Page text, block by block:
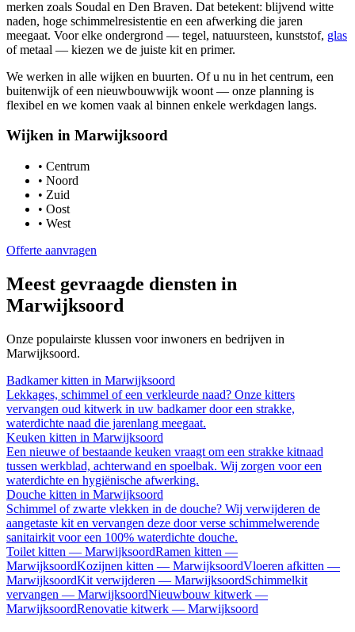
merken zoals Soudal en Den Braven. Dat betekent: blijvend witte
naden, hoge schimmelresistentie en een afwerking die jaren
meegaat. Voor elke ondergrond — tegel, natuursteen, kunststof, glas
of metaal — kiezen we de juiste kit en primer.
We werken in alle wijken en buurten. Of u nu in het centrum, een
buitenwijk of een nieuwbouwwijk woont — onze planning is
flexibel en we komen vaak al binnen enkele werkdagen langs.
Wijken in Marwijksoord
• Centrum
• Noord
• Zuid
• Oost
• West
Offerte aanvragen
Meest gevraagde diensten in
Marwijksoord
Onze populairste klussen voor inwoners en bedrijven in
Marwijksoord.
Badkamer kitten in Marwijksoord
Lekkages, schimmel of een verkleurde naad? Onze kitters
vervangen oud kitwerk in uw badkamer door een strakke,
waterdichte naad die jarenlang meegaat.
Keuken kitten in Marwijksoord
Een nieuwe of bestaande keuken vraagt om een strakke kitnaad
tussen werkblad, achterwand en spoelbak. Wij zorgen voor een
waterdichte en hygiënische afwerking.
Douche kitten in Marwijksoord
Schimmel of zwarte vlekken in de douche? Wij verwijderen de
aangetaste kit en vervangen deze door verse schimmelwerende
sanitairkit voor een 100% waterdichte douche.
Toilet kitten — MarwijksoordRamen kitten —
MarwijksoordKozijnen kitten — MarwijksoordVloeren afkitten —
MarwijksoordKit verwijderen — MarwijksoordSchimmelkit
vervangen — MarwijksoordNieuwbouw kitwerk —
MarwijksoordRenovatie kitwerk — Marwijksoord